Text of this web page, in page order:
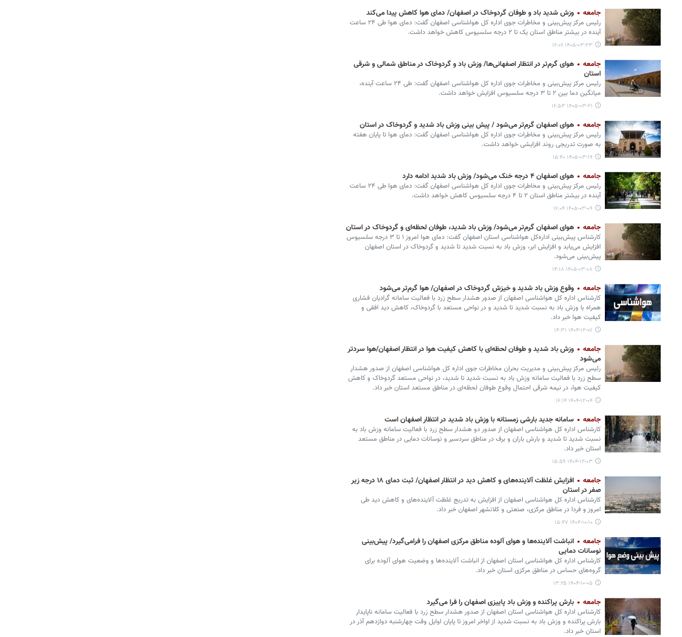
جامعه وزش شدید باد و طوفان گردوخاک در اصفهان/ دمای هوا کاهش پیدا می‌کند
رئیس مرکز پیش‌بینی و مخاطرات جوی اداره کل هواشناسی اصفهان گفت: دمای هوا طی ۲۴ ساعت
آینده در بیشتر مناطق استان یک تا ۲ درجه سلسیوس کاهش خواهد داشت.
۱۴۰۵-۰۳-۲۳ ۱۶:۰۶
جامعه
هوای گرم‌تر در انتظار اصفهانی‌ها/ وزش باد و گردوخاک در مناطق شمالی و شرقی
استان
رئیس مرکز پیش‌بینی و مخاطرات جوی اداره کل هواشناسی اصفهان گفت: طی ۲۴ ساعت آینده،
میانگین دما بین ۲ تا ۳ درجه سلسیوس افزایش خواهد داشت.
۱۴۰۵-۰۳-۲۱ ۱۶:۵۳
جامعه هوای اصفهان گرم‌تر می‌شود / پیش بینی وزش باد شدید و گردوخاک در استان
رئیس مرکز پیش‌بینی و مخاطرات جوی اداره کل هواشناسی اصفهان گفت: دمای هوا تا پایان هفته
به صورت تدریجی روند افزایشی خواهد داشت.
۱۴۰۵-۰۳-۱۹ ۱۵:۴۰
جامعه هوای اصفهان ۴ درجه خنک می‌شود/ وزش باد شدید ادامه دارد
رئیس مرکز پیش‌بینی و مخاطرات جوی اداره کل هواشناسی اصفهان گفت: دمای هوا طی ۲۴ ساعت
آینده در بیشتر مناطق استان ۲ تا ۴ درجه سلسیوس کاهش خواهد داشت.
۱۴۰۵-۰۳-۰۹ ۱۶:۰۴
جامعه هوای اصفهان گرم‌تر می‌شود/ وزش باد شدید، طوفان لحظه‌ای و گردوخاک در استان
کارشناس پیش‌بینی اداره‌کل هواشناسی استان اصفهان گفت: دمای هوا امروز ۱ تا ۳ درجه سلسیوس
افزایش می‌یابد و افزایش ابر، وزش باد به نسبت شدید تا شدید و گردوخاک در استان اصفهان
پیش‌بینی می‌شود.
۱۴۰۵-۰۳-۰۸ ۱۴:۱۸
جامعه وقوع وزش باد شدید و خیزش گردوخاک در اصفهان/ هوا گرم‌تر می‌شود
کارشناس اداره کل هواشناسی اصفهان از صدور هشدار سطح زرد با فعالیت سامانه گرادیان فشاری
همراه با وزش باد به نسبت شدید تا شدید و در نواحی مستعد با گردوخاک، کاهش دید افقی و
کیفیت هوا خبر داد.
۱۴۰۴-۱۲-۰۷ ۱۴:۳۱
جامعه
وزش باد شدید و طوفان لحظه‌ای با کاهش کیفیت هوا در انتظار اصفهان/هوا سردتر
می‌شود
رئیس مرکز پیش‌بینی و مدیریت بحران مخاطرات جوی اداره کل هواشناسی اصفهان از صدور هشدار
سطح زرد با فعالیت سامانه وزش باد به نسبت شدید تا شدید، در نواحی مستعد گردوخاک و کاهش
کیفیت هوا، در نیمه شرقی احتمال وقوع طوفان لحظه‌ای در مناطق مستعد استان خبر داد.
۱۴۰۴-۱۲-۰۴ ۱۶:۱۴
جامعه سامانه جدید بارشی زمستانه با وزش باد شدید در انتظار اصفهان است
کارشناس اداره کل هواشناسی اصفهان از صدور دو هشدار سطح زرد با فعالیت سامانه وزش باد به
نسبت شدید تا شدید و بارش باران و برف در مناطق سردسیر و نوسانات دمایی در مناطق مستعد
استان خبر داد.
۱۴۰۴-۱۲-۰۳ ۱۵:۵۹
جامعه
افزایش غلظت آلاینده‌های و کاهش دید در انتظار اصفهان/ ثبت دمای ۱۸ درجه زیر
صفر در استان
کارشناس اداره کل هواشناسی اصفهان از افزایش به تدریج غلظت آلاینده‌های و کاهش دید طی
امروز و فردا در مناطق مرکزی، صنعتی و کلانشهر اصفهان خبر داد.
۱۴۰۴-۱۰-۱۰ ۱۵:۴۷
جامعه
انباشت آلاینده‌ها و هوای آلوده مناطق مرکزی اصفهان را فرامی‌گیرد/ پیش‌بینی
نوسانات دمایی
کارشناس اداره کل هواشناسی استان اصفهان از انباشت آلاینده‌ها و وضعیت هوای آلوده برای
گروه‌های حساس در مناطق مرکزی استان خبر داد.
۱۴۰۴-۱۰-۰۵ ۱۳:۲۵
جامعه بارش پراکنده و وزش باد پاییزی اصفهان را فرا می‌گیرد
کارشناس اداره کل هواشناسی استان اصفهان از صدور هشدار سطح زرد با فعالیت سامانه ناپایدار
بارش پراکنده و وزش باد به نسبت شدید از اواخر امروز تا پایان اوایل وقت چهارشنبه دوازدهم آذر در
استان خبر داد.